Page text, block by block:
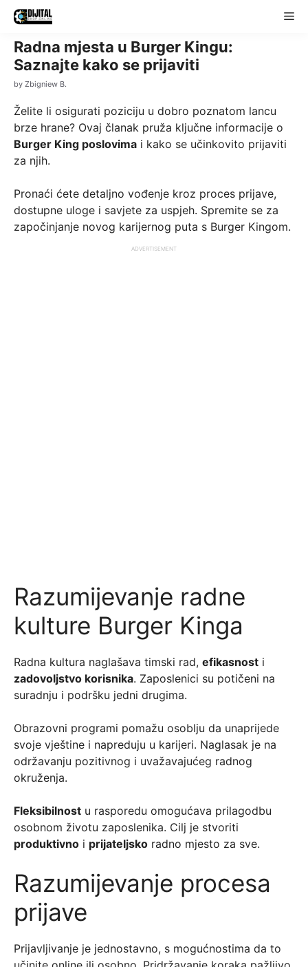
Skip
content
Radna mjesta u Burger Kingu:
Saznajte kako se prijaviti
by Zbigniew B.
Želite li osigurati poziciju u dobro poznatom lancu
brze hrane? Ovaj članak pruža ključne informacije o
Burger King poslovima i kako se učinkovito prijaviti
za njih.
Pronaći ćete detaljno vođenje kroz proces prijave,
dostupne uloge i savjete za uspjeh. Spremite se za
započinjanje novog karijernog puta s Burger Kingom.
ADVERTISEMENT
Razumijevanje radne
kulture Burger Kinga
Radna kultura naglašava timski rad, efikasnost i
zadovoljstvo korisnika. Zaposlenici su potičeni na
suradnju i podršku jedni drugima.
Obrazovni programi pomažu osoblju da unaprijede
svoje vještine i napreduju u karijeri. Naglasak je na
održavanju pozitivnog i uvažavajućeg radnog
okruženja.
Fleksibilnost u rasporedu omogućava prilagodbu
osobnom životu zaposlenika. Cilj je stvoriti
produktivno i prijateljsko radno mjesto za sve.
Razumijevanje procesa
prijave
Prijavljivanje je jednostavno, s mogućnostima da to